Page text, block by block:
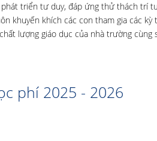
triển tư duy, đáp ứng thử thách trí
khuyến khích các con tham gia các kỳ
lượng giáo dục của nhà trường
phí 2025 - 2026